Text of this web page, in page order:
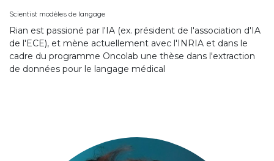
Scientist modèles de langage
Rian est passioné par l'IA (ex. président de l'association d'IA
de l'ECE), et mène actuellement avec l'INRIA et dans le
cadre du programme Oncolab une thèse dans l'extraction
de données pour le langage médical